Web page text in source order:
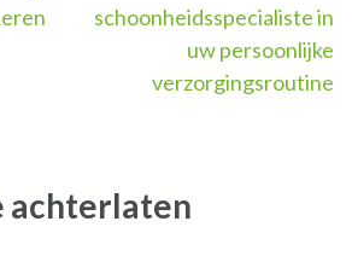
schoonheidsspecialiste in
uw persoonlijke
verzorgingsroutine
achterlaten